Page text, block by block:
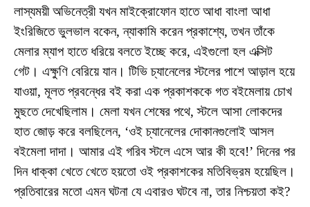
লাস্যময়ী অভিনেত্রী যখন মাইক্রোফোন হাতে আধা বাংলা আধা
ইংরিজিতে ভুলভাল বকেন, ন্যাকামি করেন প্রকাশ্যে, তখন তাঁকে
মেলার ম্যাপ হাতে ধরিয়ে বলতে ইচ্ছে করে, এইগুলো হল এক্সিট
গেট। এক্ষুণি বেরিয়ে যান। টিভি চ্যানেলের স্টলের পাশে আড়াল হয়ে
যাওয়া, মূলত প্রবন্ধের বই করা এক প্রকাশককে গত বইমেলায় চোখ
মুছতে দেখেছিলাম। মেলা যখন শেষের পথে, স্টলে আসা লোকদের
হাত জোড় করে বলছিলেন, ‘ওই চ্যানেলের দোকানগুলোই আসল
বইমেলা দাদা। আমার এই গরিব স্টলে এসে আর কী হবে!’ দিনের পর
দিন ধাক্কা খেতে খেতে হয়তো ওই প্রকাশকের মতিবিভ্রম হয়েছিল।
প্রতিবারের মতো এমন ঘটনা যে এবারও ঘটবে না, তার নিশ্চয়তা কই?